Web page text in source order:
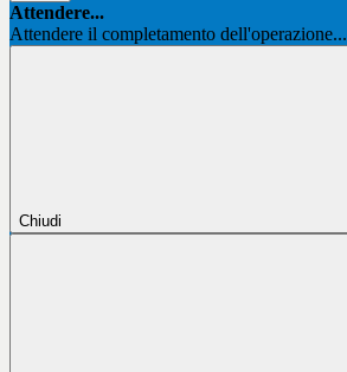
Attendere...
Attendere il completamento dell'operazione...
Chiudi